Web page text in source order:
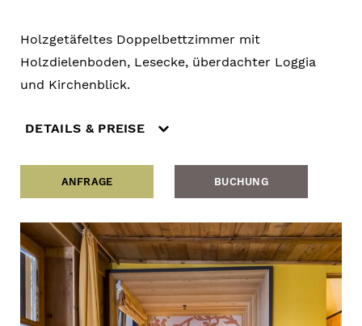
Holzgetäfeltes Doppelbettzimmer mit
Holzdielenboden, Lesecke, überdachter Loggia
und Kirchenblick.
DETAILS & PREISE
ANFRAGE BUCHUNG